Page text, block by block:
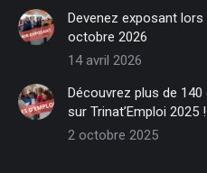
in
new
window
new
window
in
new
window
in
new
window
in
new
window
in
Devenez exposant
octobre 2026
14 avril 2026
Découvrez plus de
sur Trinat’Emploi 2025 !
2 octobre 2025